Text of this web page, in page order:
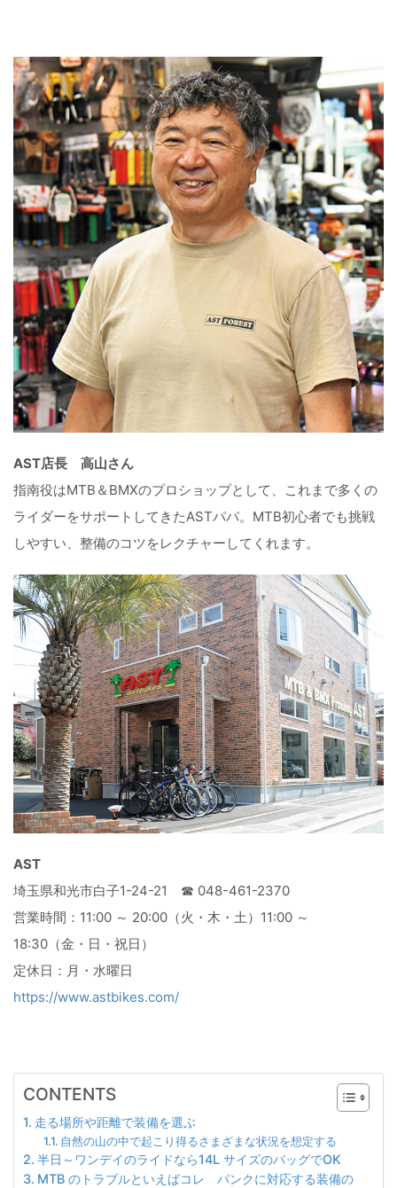
AST店長 高山さん
指南役はMTB＆BMXのプロショップとして、これまで多くの
ライダーをサポートしてきたASTパパ。MTB初心者でも挑戦
しやすい、整備のコツをレクチャーしてくれます。
AST
埼玉県和光市白子1-24-21 ☎︎ 048-461-2370
営業時間：11:00 ～ 20:00（火・木・土）11:00 ～
18:30（金・日・祝日）
定休日：月・水曜日
https://www.astbikes.com/
CONTENTS
走る場所や距離で装備を選ぶ
自然の山の中で起こり得るさまざまな状況を想定する
半日～ワンデイのライドなら14L サイズのバッグでOK
MTB のトラブルといえばコレ パンクに対応する装備の